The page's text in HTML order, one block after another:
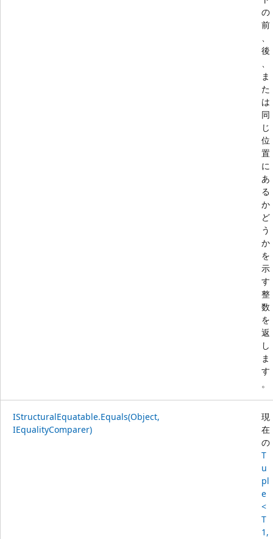
の
前
後
ま
た
は
同
じ
位
置
に
あ
る
か
ど
う
か
を
示
す
整
数
を
返
し
ま
す
。
IStructuralEquatable.Equals(Object,
IEqualityComparer)
現
在
の
T
u
pl
e
<
T
1,